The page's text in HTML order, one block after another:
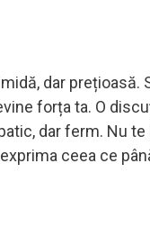
dar prețioasă.
forța ta. O
dar ferm. Nu
ceea ce